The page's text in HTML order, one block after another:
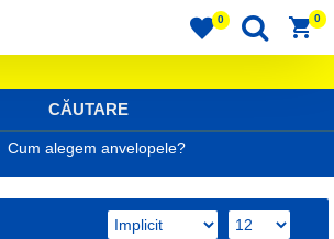
0 0
CĂUTARE
alegem anvelopele?